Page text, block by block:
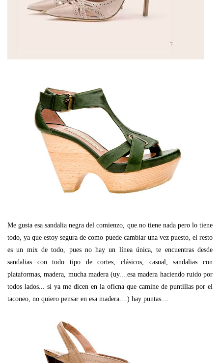
Me gusta esa sandalia negra del comienzo, que no tiene nada pero lo tiene
todo, ya que estoy segura de como puede cambiar una vez puesto, el resto
es un mix de todo, pues no hay un línea única, te encuentras desde
sandalias con todo tipo de cortes, clásicos, casual, sandalias con
plataformas, madera, mucha madera (uy....esa madera haciendo ruido por
todos lados... si ya me dicen en la oficna que camine de puntillas por el
taconeo, no quiero pensar en esa madera....) hay puntas....